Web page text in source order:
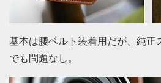
基本は腰ベルト装着用だが、純正
でも問題なし。